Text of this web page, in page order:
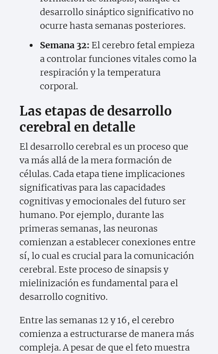
desarrollo sináptico significativo no
ocurre hasta semanas posteriores.
Semana 32: El cerebro fetal empieza
a controlar funciones vitales como la
respiración y la temperatura
corporal.
Las etapas de desarrollo
cerebral en detalle
El desarrollo cerebral es un proceso que
va más allá de la mera formación de
células. Cada etapa tiene implicaciones
significativas para las capacidades
cognitivas y emocionales del futuro ser
humano. Por ejemplo, durante las
primeras semanas, las neuronas
comienzan a establecer conexiones entre
sí, lo cual es crucial para la comunicación
cerebral. Este proceso de sinapsis y
mielinización es fundamental para el
desarrollo cognitivo.
Entre las semanas 12 y 16, el cerebro
comienza a estructurarse de manera más
compleja. A pesar de que el feto muestra